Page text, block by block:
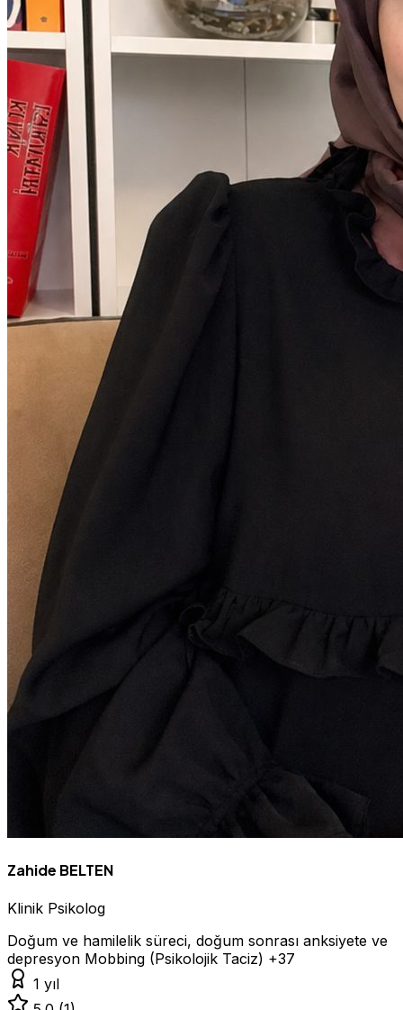
Zahide BELTEN
Klinik Psikolog
Doğum ve hamilelik süreci, doğum sonrası anksiyete ve
depresyon Mobbing (Psikolojik Taciz) +37
1 yıl